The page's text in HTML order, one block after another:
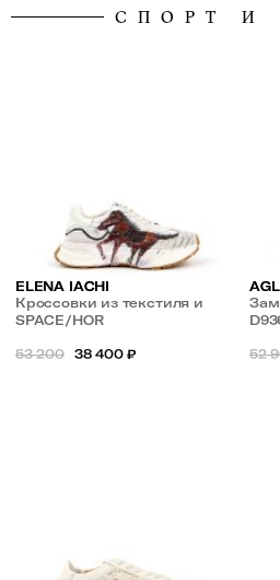
СПОРТ И
ELENA IACHI
Кроссовки из текстиля и
замши с рисунком
SPACE/HOR
53 200 38 400 ₽
AGL
52